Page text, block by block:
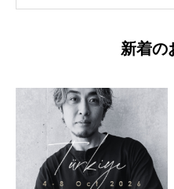
新着の